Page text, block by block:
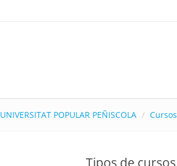
UNIVERSITAT POPULAR PEÑISCOLA Cursos
Tipos de cursos